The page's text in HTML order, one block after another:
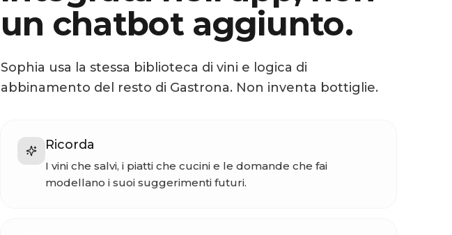
un chatbot aggiunto.
Sophia usa la stessa biblioteca di vini e logica di
abbinamento del resto di Gastrona. Non inventa bottiglie.
Ricorda
I vini che salvi, i piatti che cucini e le domande che fai
modellano i suoi suggerimenti futuri.